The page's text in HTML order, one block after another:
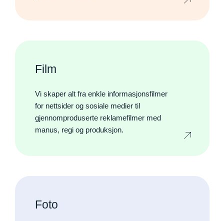
Film
Vi skaper alt fra enkle informasjonsfilmer
for nettsider og sosiale medier til
gjennomproduserte reklamefilmer med
manus, regi og produksjon.
Foto